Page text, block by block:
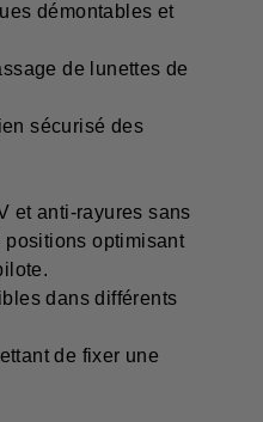
démontables et
de lunettes de
sécurisé des
et anti-rayures sans
optimisant
dans différents
de fixer une